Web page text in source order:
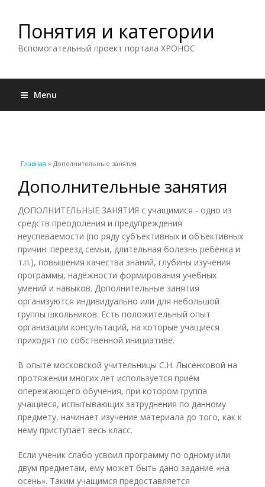
Понятия и категории
Вспомогательный проект портала ХРОНОС
Menu
Вы здесь
Главная » Дополнительные занятия
Дополнительные занятия
ДОПОЛНИТЕЛЬНЫЕ ЗАНЯТИЯ с учащимися - одно из
средств преодоления и предупреждения
неуспеваемости (по ряду субъективных и объективных
причин: переезд семьи, длительная болезнь ребёнка и
т.п.), повышения качества знаний, глубины изучения
программы, надёжности формирования учебных
умений и навыков. Дополнительные занятия
организуются индивидуально или для небольшой
группы школьников. Есть положительный опыт
организации консультаций, на которые учащиеся
приходят по собственной инициативе.
В опыте московской учительницы С.Н. Лысенковой на
протяжении многих лет используется приём
опережающего обучения, при котором группа
учащиеся, испытывающих затруднения по данному
предмету, начинает изучение материала до того, как к
нему приступает весь класс.
Если ученик слабо усвоил программу по одному или
двум предметам, ему может быть дано задание «на
осень». Таким учащимся предоставляется